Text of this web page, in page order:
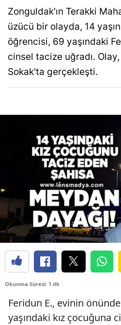
Zonguldak'ın Terakki
üzücü bir olayda, 14
öğrencisi, 69 yaşındaki
cinsel tacize uğradı.
Sokak'ta gerçekleşti.
Okunma Süresi: 1 dk
Feridun E., evinin
yaşındaki kız çocuğuna